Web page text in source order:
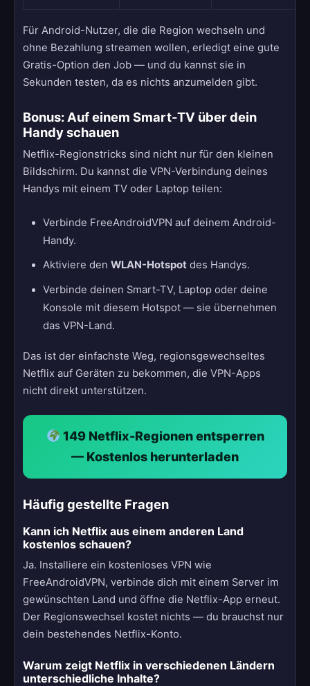
Für Android-Nutzer, die die Region wechseln und
ohne Bezahlung streamen wollen, erledigt eine gute
Gratis-Option den Job — und du kannst sie in
Sekunden testen, da es nichts anzumelden gibt.
Bonus: Auf einem Smart-TV über dein
Handy schauen
Netflix-Regionstricks sind nicht nur für den kleinen
Bildschirm. Du kannst die VPN-Verbindung deines
Handys mit einem TV oder Laptop teilen:
Verbinde FreeAndroidVPN auf deinem Android-
Handy.
Aktiviere den WLAN-Hotspotdes Handys.
Verbinde deinen Smart-TV, Laptop oder deine
Konsole mit diesem Hotspot — sie übernehmen
das VPN-Land.
Das ist der einfachste Weg, regionsgewechseltes
Netflix auf Geräten zu bekommen, die VPN-Apps
nicht direkt unterstützen.
149 Netflix-Regionen entsperren
— Kostenlos herunterladen
Häufig gestellte Fragen
Kann ich Netflix aus einem anderen Land
kostenlos schauen?
Ja. Installiere ein kostenloses VPN wie
FreeAndroidVPN, verbinde dich mit einem Server im
gewünschten Land und öffne die Netflix-App erneut.
Der Regionswechsel kostet nichts — du brauchst nur
dein bestehendes Netflix-Konto.
Warum zeigt Netflix in verschiedenen Ländern
unterschiedliche Inhalte?